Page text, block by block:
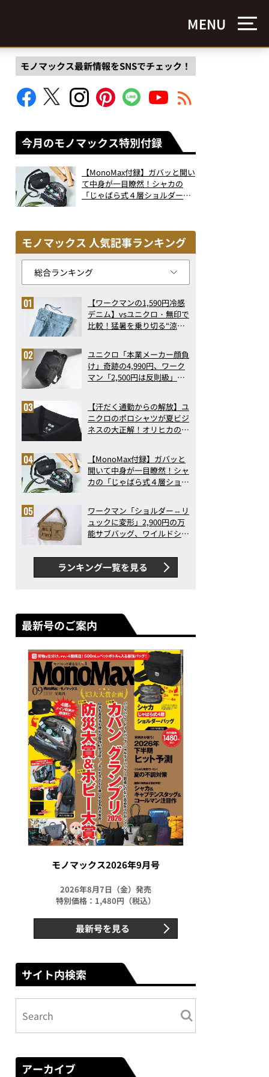
MENU
モノマックス最新情報をSNSでチェック！
今月のモノマックス特別付録
【MonoMax付録】ガバッと開い
て中身が一目瞭然！シャカの
「じゃばら式４層ショルダーバ
モノマックス 人気記事ランキング
【ワークマンの1,590円冷感
デニム】vsユニクロ・無印で
比較！猛暑を乗り切る“涼感
で決定版
ユニクロ「本業メーカー顔負
け」奇跡の4,990円、ワーク
マン「2,500円は反則級」凄
ト3】（2026年6月版）
【汗だく通勤からの解放】ユ
ニクロのポロシャツが夏ビジ
ネスの大正解！オリヒカの透
アの実力
【MonoMax付録】ガバッと
開いて中身が一目瞭然！シャ
カの「じゃばら式４層ショル
った！
ワークマン「ショルダー⇔リ
ュックに変形」2,900円の万
能サブバッグ、ワイルドシン
録…ほか【休日バッグの人気
記事ランキングベスト3】
（2026年6月版）
ランキング一覧を見る
最新号のご案内
モノマックス2026年9月号
2026年8月7日（金）発売
特別価格：1,480円（税込）
最新号を見る
サイト内検索
アーカイブ